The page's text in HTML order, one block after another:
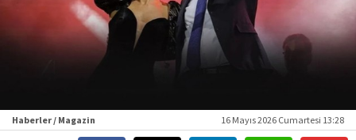
Haberler / Magazin 16 Mayıs 2026 Cumartesi 13:28